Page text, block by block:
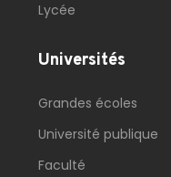
Lycée
Universités
Grandes écoles
Université publique
Faculté